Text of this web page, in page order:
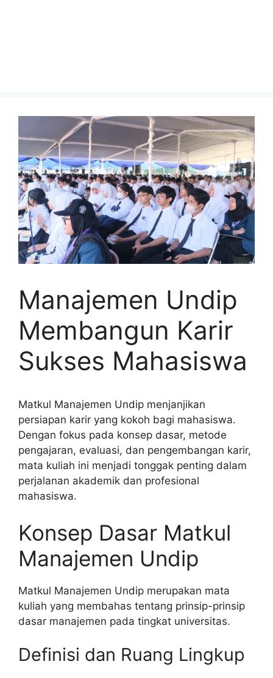
Manajemen Undip
Membangun Karir
Sukses Mahasiswa
Matkul Manajemen Undip menjanjikan
persiapan karir yang kokoh bagi mahasiswa.
Dengan fokus pada konsep dasar, metode
pengajaran, evaluasi, dan pengembangan karir,
mata kuliah ini menjadi tonggak penting dalam
perjalanan akademik dan profesional
mahasiswa.
Konsep Dasar Matkul
Manajemen Undip
Matkul Manajemen Undip merupakan mata
kuliah yang membahas tentang prinsip-prinsip
dasar manajemen pada tingkat universitas.
Definisi dan Ruang Lingkup